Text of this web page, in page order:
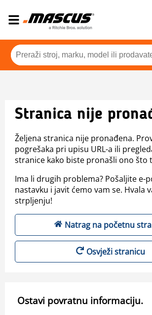
Stranica nije
Željena stranica nije pronađena.
pogrešaka pri upisu URL-a ili
stranice kako biste pronašli ono što
Ima li drugih problema? Pošaljite e-
nastavku i javit ćemo vam se. Hvala
strpljenju!
Natrag na početnu
Osvježi stranicu
Ostavi povratnu informaciju.